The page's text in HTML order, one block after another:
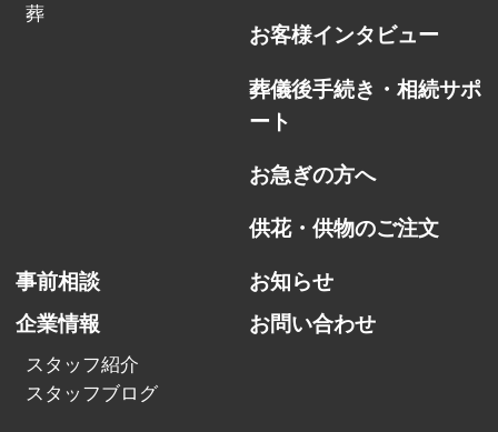
葬
お客様インタビュー
葬儀後手続き・相続サポ
ート
お急ぎの方へ
供花・供物のご注文
事前相談
お知らせ
企業情報
スタッフ紹介
スタッフブログ
お問い合わせ